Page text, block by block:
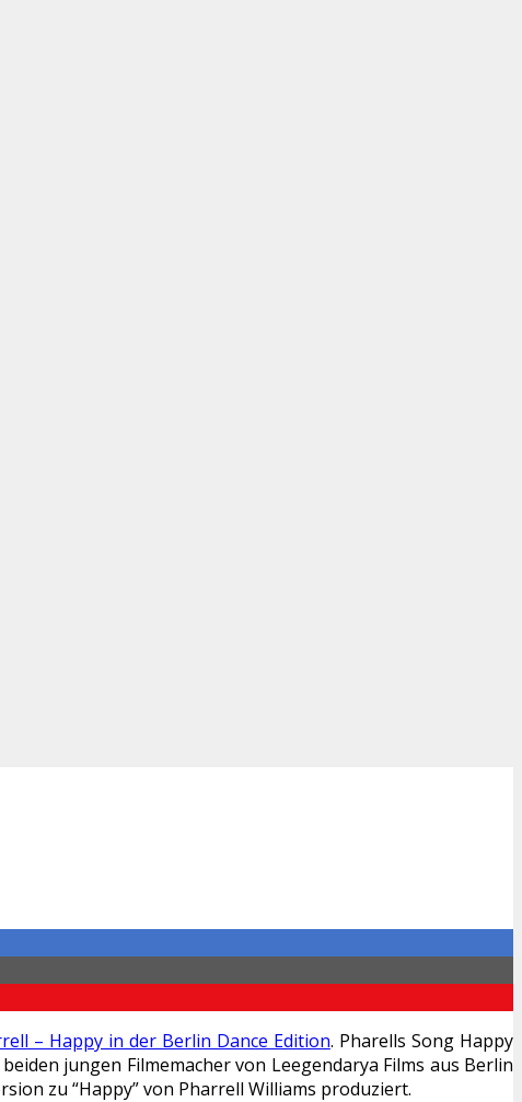
– Happy in der Berlin Dance Edition. Pharells Song Happy
beiden jungen Filmemacher von Leegendarya Films aus Berlin
zu “Happy” von Pharrell Williams produziert.